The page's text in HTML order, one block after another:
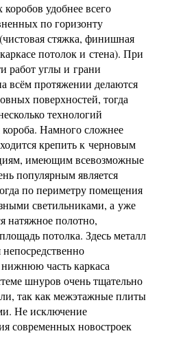
удобнее всего
по горизонту
стяжка, финишная
потолок и стена). При
работ углы и грани
всём протяжении делаются
поверхностей, тогда
технологий
короба. Намного сложнее
крепить к черновым
имеющим всевозможные
популярным является
по периметру помещения
светильниками, а уже
натяжное полотно,
потолка. Здесь металл
непосредственно
часть каркаса
шнуров очень тщательно
так как межэтажные плиты
Не исключение
современных новостроек